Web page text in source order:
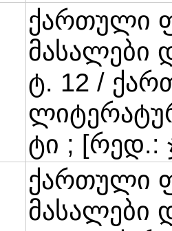
ქართული
მასალები
ტ. 12 /
ტი ; [რედ.:
ქართული
მასალები